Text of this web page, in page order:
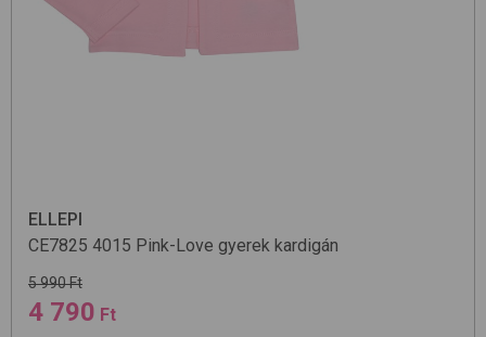
ELLEPI
CE7825 4015 Pink-Love gyerek kardigán
5 990 Ft
4 790 Ft